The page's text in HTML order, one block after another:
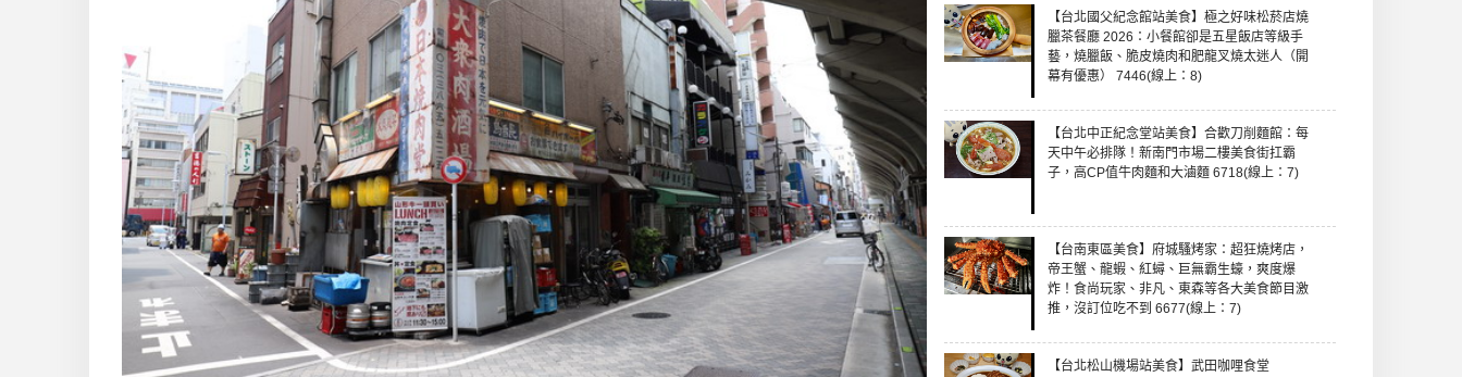
【台北國父紀念館站美食】極之好味松菸店燒
臘茶餐廳 2026：小餐館卻是五星飯店等級手
藝，燒臘飯、脆皮燒肉和肥龍叉燒太迷人（開
幕有優惠） 7446(線上：8)
【台北中正紀念堂站美食】合歡刀削麵館：每
天中午必排隊！新南門市場二樓美食街扛霸
子，高CP值牛肉麵和大滷麵 6718(線上：7)
【台南東區美食】府城騷烤家：超狂燒烤店，
帝王蟹、龍蝦、紅蟳、巨無霸生蠔，爽度爆
炸！食尚玩家、非凡、東森等各大美食節目激
推，沒訂位吃不到 6677(線上：7)
【台北松山機場站美食】武田咖哩食堂